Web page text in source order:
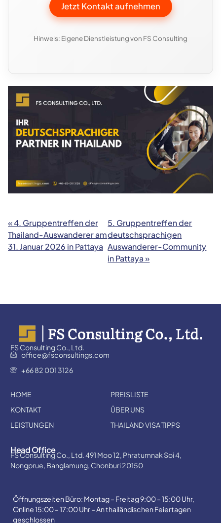
Jetzt Kontakt aufnehmen
Hinweis: Eigene Dienstleistung von FS Consulting
« 4. Gruppentreffen der
Thailand-Auswanderer am
31. Januar 2026 in Pattaya
5. Gruppentreffen der
deutschsprachigen
Auswanderer-Community
in Pattaya »
FS Consulting Co., Ltd.
office@fsconsultings.com
+66 82 001 3126
HOME
KONTAKT
LEISTUNGEN
PREISLISTE
ÜBER UNS
THAILAND VISA TIPPS
Head Office
FS Consulting Co., Ltd. 491 Moo 12, Phratumnak Soi 4,
Nongprue, Banglamung, Chonburi 20150
Öffnungszeiten Büro: Montag – Freitag 9:00 – 15:00 Uhr,
Online 15:00 – 17:00 Uhr – An thailändischen Feiertagen
geschlossen